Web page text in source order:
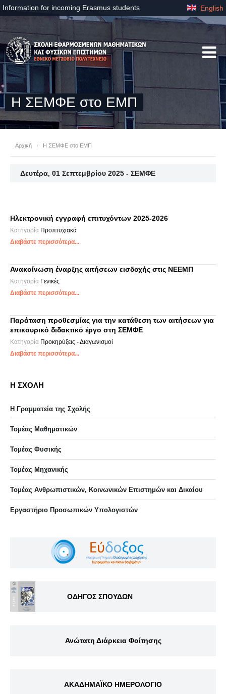
Information for incoming Erasmus students English
Η ΣΕΜΦΕ στο ΕΜΠ
Αρχική / Η ΣΕΜΦΕ στο ΕΜΠ
Δευτέρα, 01 Σεπτεμβρίου 2025 - ΣΕΜΦΕ
Ηλεκτρονική εγγραφή επιτυχόντων 2025-2026
Κατηγορία Προπτυχιακά
Διαβάστε περισσότερα...
Ανακοίνωση έναρξης αιτήσεων εισδοχής στις ΝΕΕΜΠ
Κατηγορία Γενικές
Διαβάστε περισσότερα...
Παράταση προθεσμίας για την κατάθεση των αιτήσεων για
επικουρικό διδακτικό έργο στη ΣΕΜΦΕ
Κατηγορία Προκηρύξεις - Διαγωνισμοί
Διαβάστε περισσότερα...
Η ΣΧΟΛΗ
Η Γραμματεία της Σχολής
Τομέας Μαθηματικών
Τομέας Φυσικής
Τομέας Μηχανικής
Τομέας Ανθρωπιστικών, Κοινωνικών Επιστημών και Δικαίου
Eργαστήριo Προσωπικών Υπολογιστών
ΟΔΗΓΟΣ ΣΠΟΥΔΩΝ
Ανώτατη Διάρκεια Φοίτησης
ΑΚΑΔΗΜΑΪΚΟ ΗΜΕΡΟΛΟΓΙΟ